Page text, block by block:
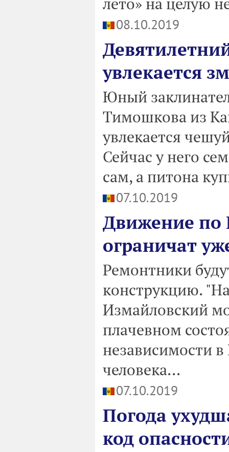
08.10.2019
увлекается
Юный
Тимошкова из
увлекается
Сейчас у него
сам, а питона
07.10.2019
Движение по
ограничат
Ремонтники
конструкцию.
Измайловский
плачевном
независимости
человека...
07.10.2019
Погода
код